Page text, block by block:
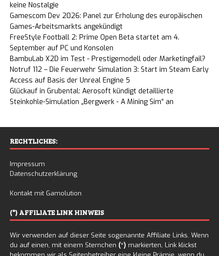
keine Nostalgie
Gamescom Dev 2026: Panel zur Erholung des europäischen
Games-Arbeitsmarkts angekündigt
FreeStyle Football 2: Prime Open Beta startet am 4.
September auf PC und Konsolen
BambuLab X2D im Test - Prestigemodell oder Marketingfail?
Notruf 112 – Die Feuerwehr Simulation 3: Start im Steam Early
Access auf Basis der Unreal Engine 5
Glückauf in Grubental: Aerosoft kündigt detaillierte
Steinkohle-Simulation „Bergwerk - A Mining Sim“ an
RECHTLICHES:
Impressum
Datenschutzerklärung
Kontakt mit Gamolution
(*) AFFILIATE LINK HINWEIS
Wir verwenden auf dieser Seite sogenannte Affiliate Links. Wenn
du auf einen, mit einem Sternchen (*) markierten, Link klickst